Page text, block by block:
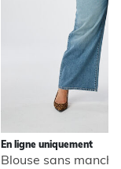
En ligne uniquement